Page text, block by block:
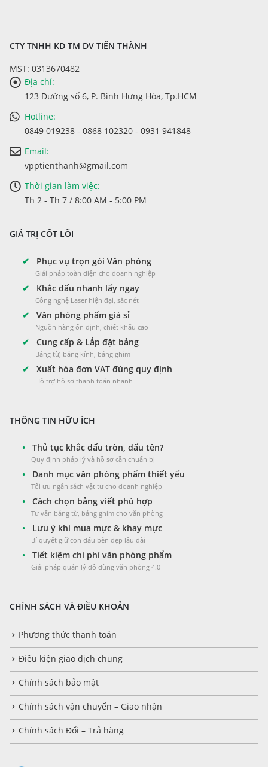
CTY TNHH KD TM DV TIẾN THÀNH
MST: 0313670482
Địa chỉ:
123 Đường số 6, P. Bình Hưng Hòa, Tp.HCM
Hotline:
0849 019238 - 0868 102320 - 0931 941848
Email:
vpptienthanh@gmail.com
Thời gian làm việc:
Th 2 - Th 7 / 8:00 AM - 5:00 PM
GIÁ TRỊ CỐT LÕI
✔ Phục vụ trọn gói Văn phòng
Giải pháp toàn diện cho doanh nghiệp
✔ Khắc dấu nhanh lấy ngay
Công nghệ Laser hiện đại, sắc nét
✔ Văn phòng phẩm giá sỉ
Nguồn hàng ổn định, chiết khấu cao
✔ Cung cấp & Lắp đặt bảng
Bảng từ, bảng kính, bảng ghim
✔ Xuất hóa đơn VAT đúng quy định
Hỗ trợ hồ sơ thanh toán nhanh
THÔNG TIN HỮU ÍCH
• Thủ tục khắc dấu tròn, dấu tên?
Quy định pháp lý và hồ sơ cần chuẩn bị
• Danh mục văn phòng phẩm thiết yếu
Tối ưu ngân sách vật tư cho doanh nghiệp
• Cách chọn bảng viết phù hợp
Tư vấn bảng từ, bảng ghim cho văn phòng
• Lưu ý khi mua mực & khay mực
Bí quyết giữ con dấu bền đẹp lâu dài
• Tiết kiệm chi phí văn phòng phẩm
Giải pháp quản lý đồ dùng văn phòng 4.0
CHÍNH SÁCH VÀ ĐIỀU KHOẢN
Phương thức thanh toán
Điều kiện giao dịch chung
Chính sách bảo mật
Chính sách vận chuyển – Giao nhận
Chính sách Đổi – Trả hàng